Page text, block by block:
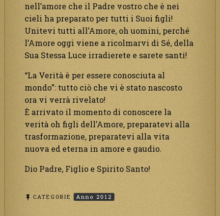
nell’amore che il Padre vostro che è nei
cieli ha preparato per tutti i Suoi figli!
Unitevi tutti all’Amore, oh uomini, perché
l’Amore oggi viene a ricolmarvi di Sé, della
Sua Stessa Luce irradierete e sarete santi!
“La Verità è per essere conosciuta al
mondo”: tutto ciò che vi è stato nascosto
ora vi verrà rivelato!
È arrivato il momento di conoscere la
verità oh figli dell’Amore, preparatevi alla
trasformazione, preparatevi alla vita
nuova ed eterna in amore e gaudio.
Dio Padre, Figlio e Spirito Santo!
CATEGORIE Anno 2012